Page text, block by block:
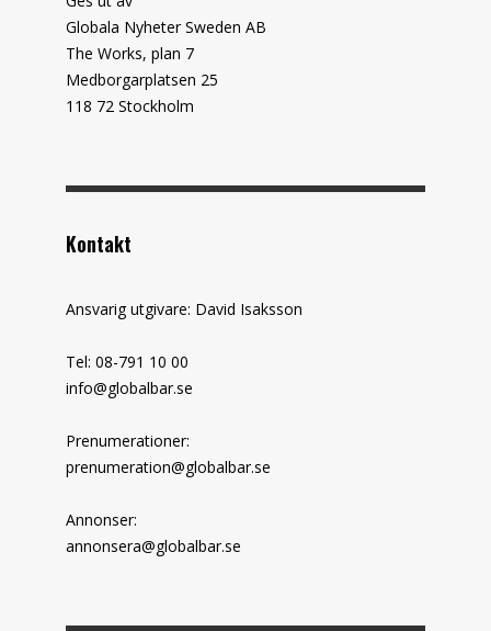
Globala Nyheter Sweden AB
The Works, plan 7
Medborgarplatsen 25
118 72 Stockholm
Kontakt
Ansvarig utgivare: David Isaksson
Tel: 08-791 10 00
info@globalbar.se
Prenumerationer:
prenumeration@globalbar.se
Annonser:
annonsera@globalbar.se